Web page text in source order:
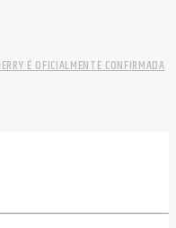
É OFICIALMENTE CONFIRMADA